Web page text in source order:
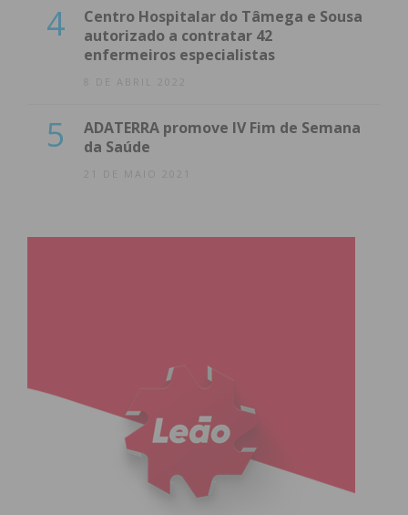
4
Centro Hospitalar do Tâmega e Sousa
autorizado a contratar 42
enfermeiros especialistas
8 DE ABRIL 2022
5
ADATERRA promove IV Fim de Semana
da Saúde
21 DE MAIO 2021